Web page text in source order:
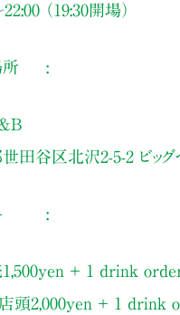
（19:30開場）
所
田谷区北沢2-5-2 ビッグ
＋ 1 drink
頭2,000yen ＋ 1 drink